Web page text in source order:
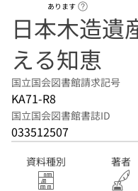
あります
日本木造遺
える知恵
国立国会図書館請求記号
KA71-R8
国立国会図書館書誌ID
033512507
資料種別 著者